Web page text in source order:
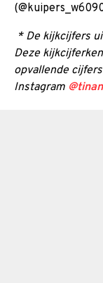
* De kijkcijfers
Deze
opvallende
Instagram